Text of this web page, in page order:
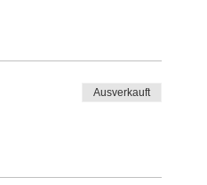
Ausverkauft